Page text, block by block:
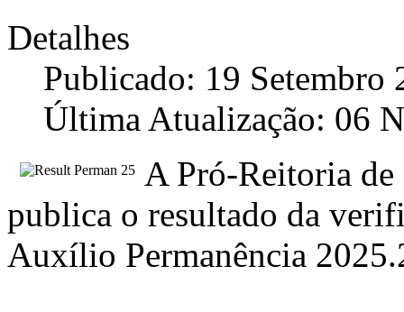
Detalhes
Publicado: 19 Setembro
Última Atualização: 06
A Pró-Reitoria
publica o resultado da
Auxílio Permanência